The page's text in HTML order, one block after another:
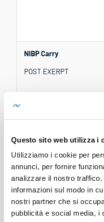
Questo sito web utilizza i
Utilizziamo i cookie per
annunci, per fornire
analizzare il nostro
informazioni sul modo in
nostri partner che si
pubblicità e social media, i
NIBP Carry
POST EXERPT